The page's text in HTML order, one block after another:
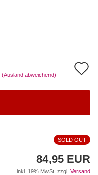
(Ausland abweichend)
SOLD OUT
84,95 EUR
inkl. 19% MwSt. zzgl. Versand